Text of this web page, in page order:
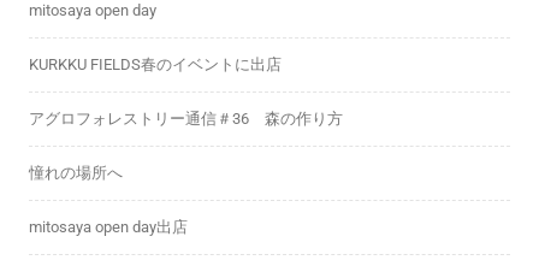
mitosaya open day
KURKKU FIELDS春のイベントに出店
アグロフォレストリー通信＃36 森の作り方
憧れの場所へ
mitosaya open day出店